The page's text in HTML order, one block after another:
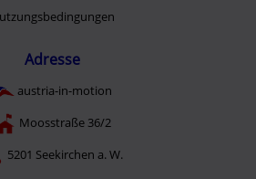
Adresse
austria-in-motion
Moosstraße 36/2
5201 Seekirchen a. W.